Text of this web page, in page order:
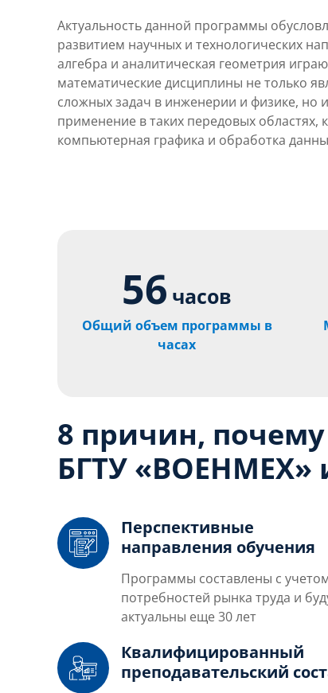
Актуальность данной программы
развитием научных и технологических
алгебра и аналитическая геометрия
математические дисциплины не только
сложных задач в инженерии и физике, но
применение в таких передовых
компьютерная графика и обработка
56 часов
Общий объем программы в
часах
8 причин,
БГТУ «ВОЕНМЕХ»
Перспективные
направления обучения
Программы составлены с
потребностей рынка труда и
актуальны еще 30 лет
Квалифицированный
преподавательский